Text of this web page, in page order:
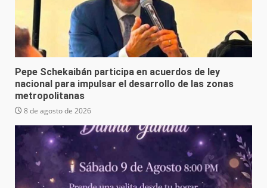
Pepe Schekaibán participa en acuerdos de ley
nacional para impulsar el desarrollo de las zonas
metropolitanas
8 de agosto de 2026